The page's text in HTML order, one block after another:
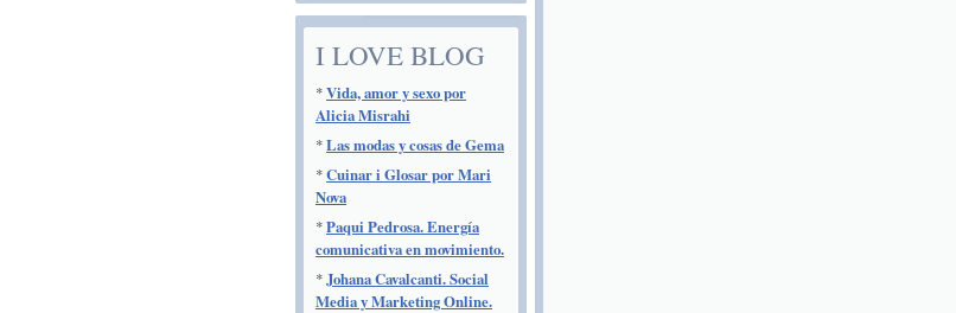
I LOVE BLOG
*Vida, amor y sexo por
Alicia Misrahi
*Las modas y cosas de Gema
*Cuinar i Glosar por Mari
Nova
*Paqui Pedrosa. Energía
comunicativa en movimiento.
*Johana Cavalcanti. Social
Media y Marketing Online.